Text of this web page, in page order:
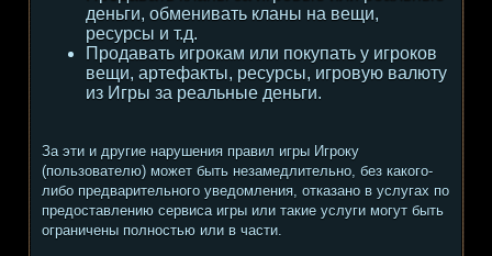
деньги, обменивать кланы на вещи,
ресурсы и т.д.
Продавать игрокам или покупать у игроков
вещи, артефакты, ресурсы, игровую валюту
из Игры за реальные деньги.
За эти и другие нарушения правил игры Игроку
(пользователю) может быть незамедлительно, без какого-
либо предварительного уведомления, отказано в услугах по
предоставлению сервиса игры или такие услуги могут быть
ограничены полностью или в части.